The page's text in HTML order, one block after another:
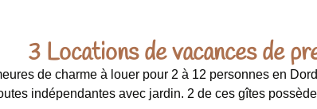
3 Locations de vacances de
de charme à louer pour 2 à 12 personnes en
indépendantes avec jardin. 2 de ces gîtes